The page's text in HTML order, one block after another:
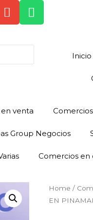
Inicio
venta
Group Negocios
Comercios en
Home /
EN